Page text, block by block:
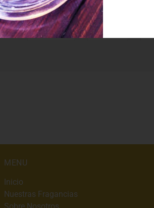
Tweet
MENU
Inicio
Nuestras Fragancias